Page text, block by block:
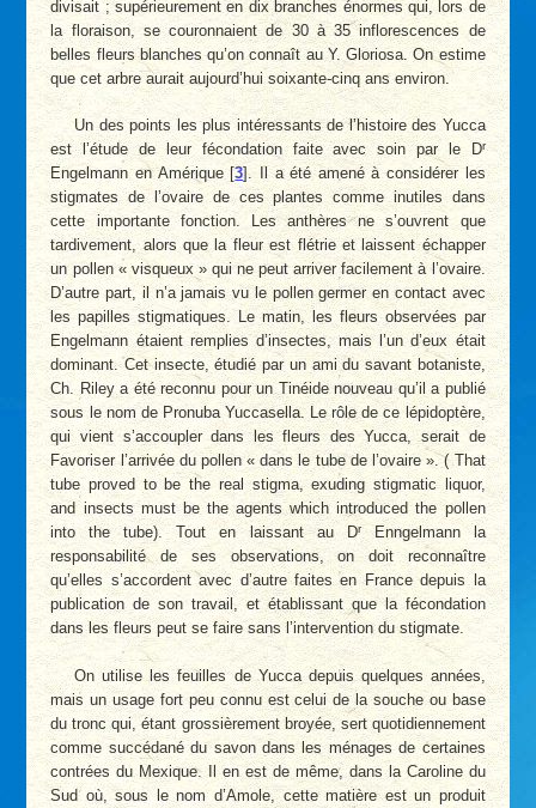
divisait ; supérieurement en dix branches énormes qui, lors de
la floraison, se couronnaient de 30 à 35 inflorescences de
belles fleurs blanches qu’on connaît au Y. Gloriosa. On estime
que cet arbre aurait aujourd’hui soixante-cinq ans environ.
Un des points les plus intéressants de l’histoire des Yucca
est l’étude de leur fécondation faite avec soin par le Dr
Engelmann en Amérique[3] . Il a été amené à considérer les
stigmates de l’ovaire de ces plantes comme inutiles dans
cette importante fonction. Les anthères ne s’ouvrent que
tardivement, alors que la fleur est flétrie et laissent échapper
un pollen « visqueux » qui ne peut arriver facilement à l’ovaire.
D’autre part, il n’a jamais vu le pollen germer en contact avec
les papilles stigmatiques. Le matin, les fleurs observées par
Engelmann étaient remplies d’insectes, mais l’un d’eux était
dominant. Cet insecte, étudié par un ami du savant botaniste,
Ch. Riley a été reconnu pour un Tinéide nouveau qu’il a publié
sous le nom de Pronuba Yuccasella. Le rôle de ce lépidoptère,
qui vient s’accoupler dans les fleurs des Yucca, serait de
Favoriser l’arrivée du pollen « dans le tube de l’ovaire ». ( That
tube proved to be the real stigma, exuding stigmatic liquor,
and insects must be the agents which introduced the pollen
into the tube). Tout en laissant au DrEnngelmann la
responsabilité de ses observations, on doit reconnaître
qu’elles s’accordent avec d’autre faites en France depuis la
publication de son travail, et établissant que la fécondation
dans les fleurs peut se faire sans l’intervention du stigmate.
On utilise les feuilles de Yucca depuis quelques années,
mais un usage fort peu connu est celui de la souche ou base
du tronc qui, étant grossièrement broyée, sert quotidiennement
comme succédané du savon dans les ménages de certaines
contrées du Mexique. Il en est de même, dans la Caroline du
Sud où, sous le nom d’Amole, cette matière est un produit